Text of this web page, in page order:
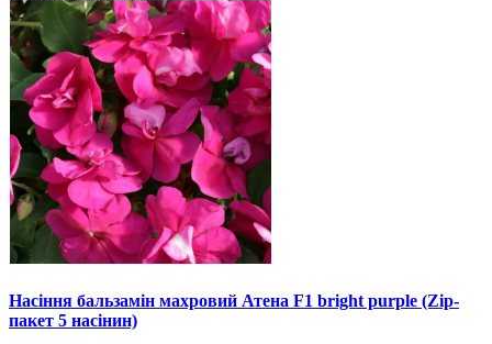
Насіння бальзамін махровий Атена F1 bright purple (Zip-
пакет 5 насінин)